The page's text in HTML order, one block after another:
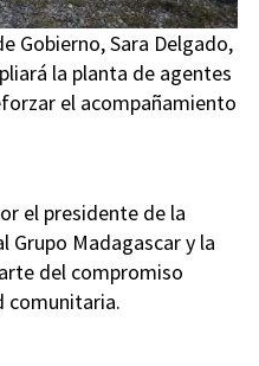
Gobierno, Sara Delgado,
la planta de agentes
el acompañamiento
el presidente de la
Madagascar y la
del compromiso
comunitaria.